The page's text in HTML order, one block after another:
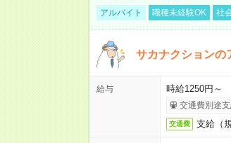
アルバイト 職種未経験OK 社
サカナクションの
給与 時給1250円～
交通費別途支
交通費 支給（